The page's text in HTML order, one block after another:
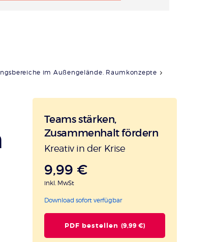
im Außengelände. Raumkonzepte
Teams stärken,
Zusammenhalt fördern
:
Kreativ in der Krise
9,99 €
inkl. MwSt
Download sofort verfügbar
PDF bestellen (9,99 €)